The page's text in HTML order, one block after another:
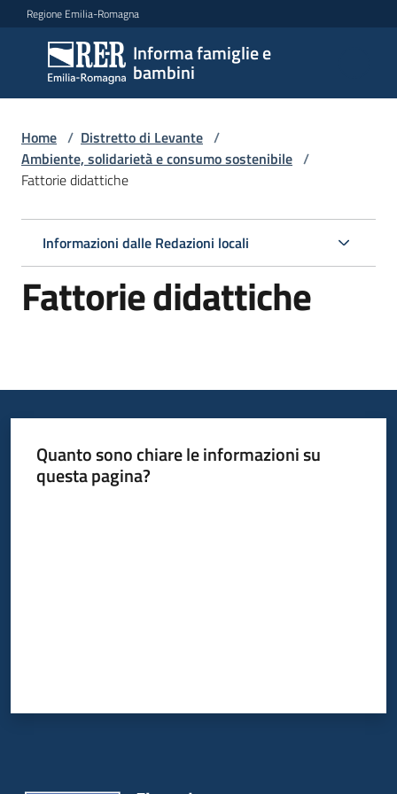
Vai al contenuto
Vai alla navigazione
Vai al footer
Regione Emilia-Romagna
Informa famiglie e
bambini
Informa
famiglie
e
bambini
famiglie
Informazioni
locali
Home / Distretto di Levante /
Ambiente, solidarietà e consumo sostenibile /
Fattorie didattiche
Informazioni dalle Redazioni locali
Fattorie didattiche
Quanto sono chiare le informazioni su
questa pagina?